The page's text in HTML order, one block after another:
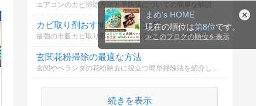
まめ's HOME
現在の順位は第8位です。
≫このブログの順位を表示
エアコンのカビ掃除方法と予防策についての簡単な解説
カビ取り剤おすすめランキング
最強の市販カビ取り剤についてのランキングと選び方
玄関花粉掃除の最適な方法
続きを表示